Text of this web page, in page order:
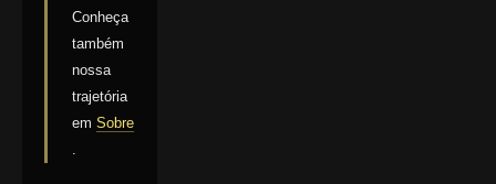
Conheça
também
nossa
trajetória
em Sobre